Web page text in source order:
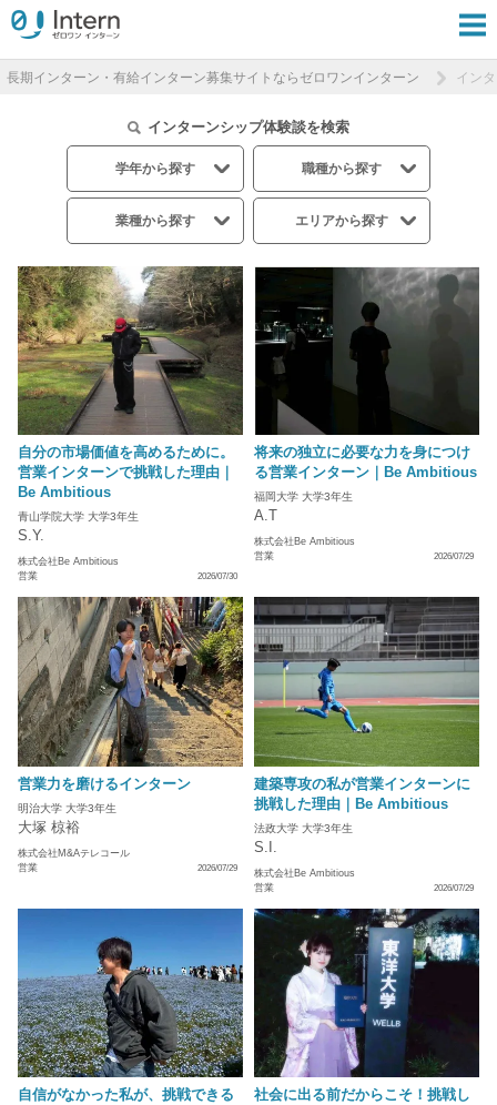
長期インターン・有給インターン募集サイトならゼロワンインターン イン
インターンシップ体験談を検索
学年から探す 職種から探す
業種から探す エリアから探す
自分の市場価値を高めるために。
営業インターンで挑戦した理由｜
Be Ambitious
青山学院大学 大学3年生
S.Y.
株式会社Be Ambitious
営業
2026/07/30
将来の独立に必要な力を身につけ
る営業インターン｜Be Ambitious
福岡大学 大学3年生
A.T
株式会社Be Ambitious
営業
2026/07/29
営業力を磨けるインターン
明治大学 大学3年生
大塚 椋裕
株式会社M&Aテレコール
営業
2026/07/29
建築専攻の私が営業インターンに
挑戦した理由｜Be Ambitious
法政大学 大学3年生
S.I.
株式会社Be Ambitious
営業
2026/07/29
自信がなかった私が、挑戦できる
社会に出る前だからこそ！挑戦し